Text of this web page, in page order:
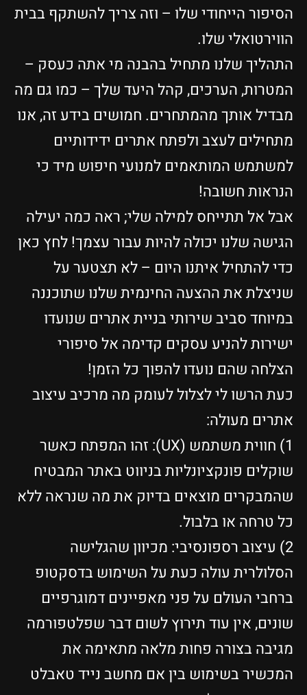
הסיפור הייחודי שלו – וזה צריך להשתקף בבית
הווירטואלי שלו.
התהליך שלנו מתחיל בהבנה מי אתה כעסק –
המטרות, הערכים, קהל היעד שלך – כמו גם מה
מבדיל אותך מהמתחרים. חמושים בידע זה, אנו
מתחילים לעצב ולפתח אתרים ידידותיים
למשתמש המותאמים למנועי חיפוש מיד כי
הנראות חשובה!
אבל אל תתייחס למילה שלי; ראה כמה יעילה
הגישה שלנו יכולה להיות עבור עצמך! לחץ כאן
כדי להתחיל איתנו היום – לא תצטער על
שניצלת את ההצעה החינמית שלנו שתוכננה
במיוחד סביב שירותי בניית אתרים שנועדו
ישירות להניע עסקים קדימה אל סיפורי
הצלחה שהם נועדו להפוך כל הזמן!
כעת הרשו לי לצלול לעומק מה מרכיב עיצוב
אתרים מעולה:
1) חווית משתמש (UX): זהו המפתח כאשר
שוקלים פונקציונליות בניווט באתר המבטיח
שהמבקרים מוצאים בדיוק את מה שנראה ללא
כל טרחה או בלבול.
2) עיצוב רספונסיבי: מכיוון שהגלישה
הסלולרית עולה כעת על השימוש בדסקטופ
ברחבי העולם על פני מאפיינים דמוגרפיים
שונים, אין עוד תירוץ לשום דבר שפלטפורמה
מגיבה בצורה פחות מלאה מתאימה את
המכשיר בשימוש בין אם מחשב נייד טאבלט